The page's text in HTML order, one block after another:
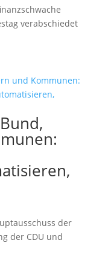
verabschiedet
der
der CDU und